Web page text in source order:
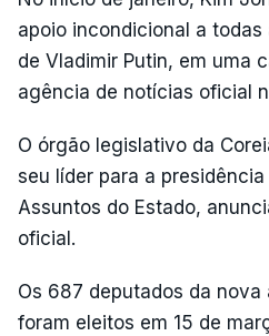
apoio incondicional a
de Vladimir Putin, em uma
agência de notícias oficial
O órgão legislativo da
seu líder para a
Assuntos do Estado,
oficial.
Os 687 deputados da
foram eleitos em 15 de